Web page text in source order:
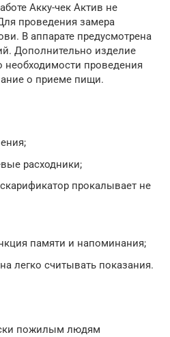
Акку-чек Актив не
проведения замера
В аппарате предусмотрена
Дополнительно изделие
проведения
о приеме пищи.
расходники;
прокалывает не
памяти и напоминания;
легко считывать показания.
пожилым людям